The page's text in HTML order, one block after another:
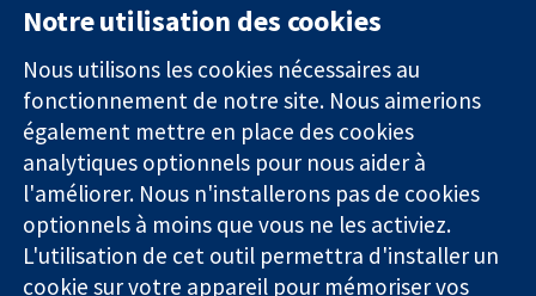
Des données
probantes.
Des décisions
éclairées.
Une meilleure
santé.
11-13 Cavendish
Square
Londres
W1G0AN
Royaume-Uni
nous
Actualités
Service de
presse
Qui sommes-
nous
Offres
d'emploi
Notre utilisation des cookies
Nous utilisons les cookies nécessaires au
fonctionnement de notre site. Nous aimerions
également mettre en place des cookies
analytiques optionnels pour nous aider à
l'améliorer. Nous n'installerons pas de cookies
optionnels à moins que vous ne les activiez.
L'utilisation de cet outil permettra d'installer un
cookie sur votre appareil pour mémoriser vos